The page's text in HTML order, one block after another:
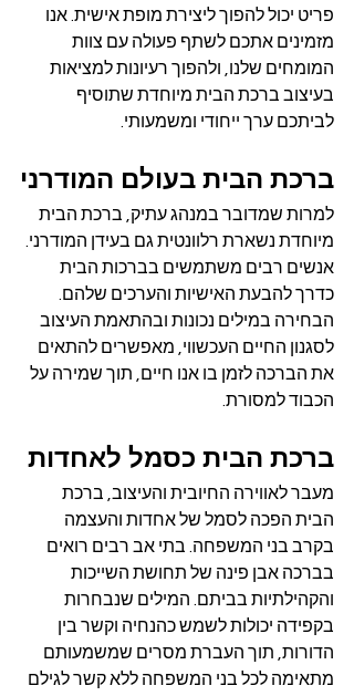
פריט יכול להפוך ליצירת מופת אישית. אנו
מזמינים אתכם לשתף פעולה עם צוות
המומחים שלנו, ולהפוך רעיונות למציאות
בעיצוב ברכת הבית מיוחדת שתוסיף
לביתכם ערך ייחודי ומשמעותי.
ברכת הבית בעולם המודרני
למרות שמדובר במנהג עתיק, ברכת הבית
מיוחדת נשארת רלוונטית גם בעידן המודרני.
אנשים רבים משתמשים בברכות הבית
כדרך להבעת האישיות והערכים שלהם.
הבחירה במילים נכונות ובהתאמת העיצוב
לסגנון החיים העכשווי, מאפשרים להתאים
את הברכה לזמן בו אנו חיים, תוך שמירה על
הכבוד למסורת.
ברכת הבית כסמל לאחדות
מעבר לאווירה החיובית והעיצוב, ברכת
הבית הפכה לסמל של אחדות והעצמה
בקרב בני המשפחה. בתי אב רבים רואים
בברכה אבן פינה של תחושת השייכות
והקהילתיות בביתם. המילים שנבחרות
בקפידה יכולות לשמש כהנחיה וקשר בין
הדורות, תוך העברת מסרים שמשמעותם
מתאימה לכל בני המשפחה ללא קשר לגילם